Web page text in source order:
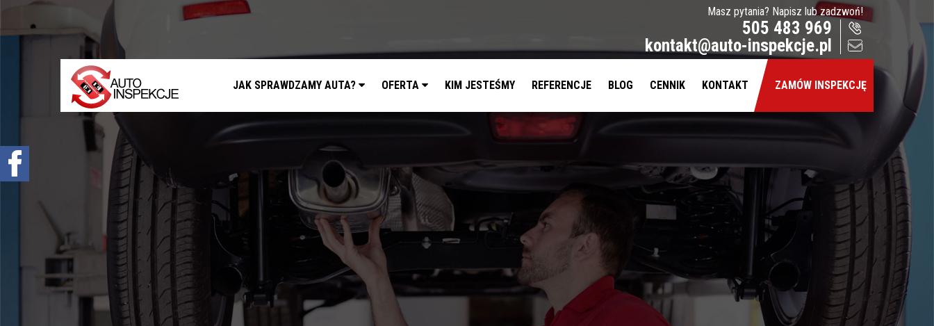
Masz pytania? Napisz lub zadzwoń!
505 483 969
kontakt@auto-inspekcje.pl
JAK SPRAWDZAMY AUTA? OFERTA KIM JESTEŚMY REFERENCJE BLOG CENNIK KONTAKT ZAMÓW INSPEKCJĘ
Sprawdzenie samochodu przed zakupem –
Sprawdzenie historii serwisowej
Sprawdzenie historii wypadkowej
Sprawdzenie stanu prawnego samochodu
Oferta
Sprawdzenie samochodu w Polsce
Sprowadzenie samochodu z zagranicy na
Znajdziemy Ci auto
Diagnostyka komputerowa – Radom, Warszawa i